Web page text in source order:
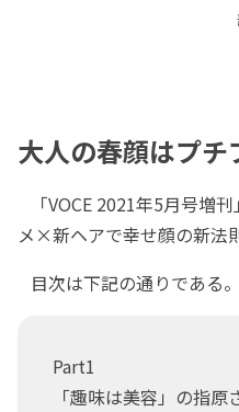
大人の春顔はプチ
「VOCE 2021年5月号増
メ×新ヘアで幸せ顔の新法
目次は下記の通りである。
Part1
「趣味は美容」の指原